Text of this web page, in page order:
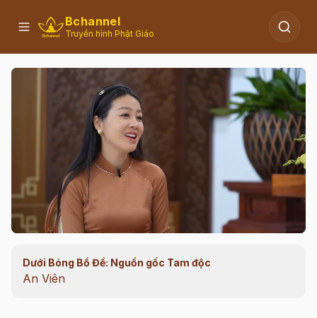
Bchannel
Truyền hình Phật Giáo
00:11/ 12:34
Dưới Bóng Bồ Đề: Nguồn gốc Tam độc
An Viên